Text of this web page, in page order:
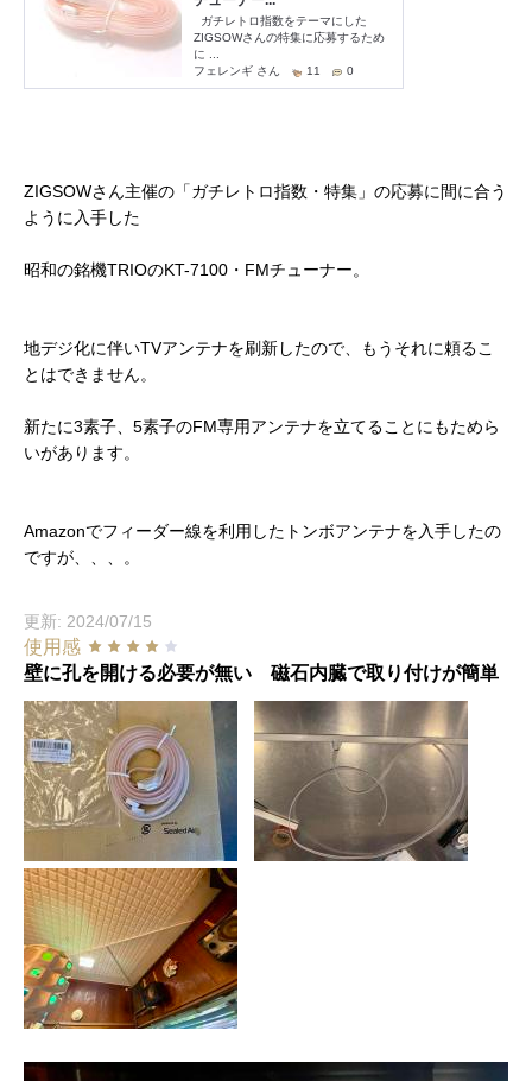
ZIGSOWさん主催の「ガチレトロ指数・特集」の応募に間に合う
ように入手した
昭和の銘機TRIOのKT-7100・FMチューナー。
地デジ化に伴いTVアンテナを刷新したので、もうそれに頼るこ
とはできません。
新たに3素子、5素子のFM専用アンテナを立てることにもためら
いがあります。
Amazonでフィーダー線を利用したトンボアンテナを入手したの
ですが、、、。
更新: 2024/07/15
使用感
壁に孔を開ける必要が無い 磁石内臓で取り付けが簡単